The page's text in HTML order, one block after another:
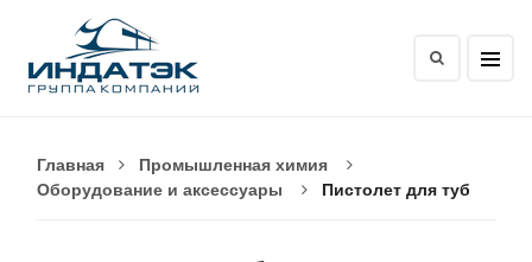
Главная
Промышленная химия
Оборудование и аксессуары
Пистолет для туб